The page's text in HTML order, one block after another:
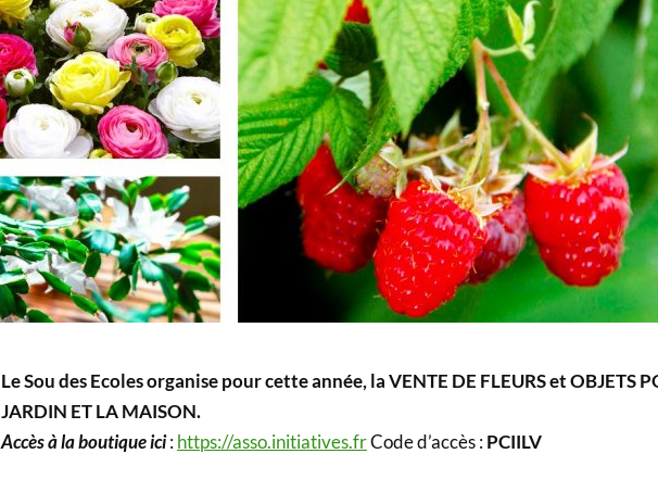
Le Sou des Ecoles organise pour cette année, la VENTE DE FLEURS et OBJETS
JARDIN ET LA MAISON.
Accès à la boutique ici:https://asso.initiatives.frCode d’accès :PCIILV